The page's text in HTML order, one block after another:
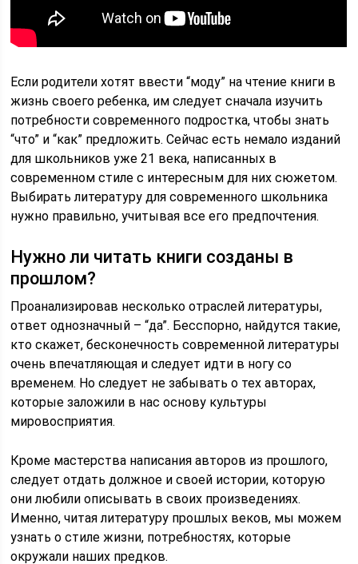
Если родители хотят ввести “моду” на чтение книги в
жизнь своего ребенка, им следует сначала изучить
потребности современного подростка, чтобы знать
“что” и “как” предложить. Сейчас есть немало изданий
для школьников уже 21 века, написанных в
современном стиле с интересным для них сюжетом.
Выбирать литературу для современного школьника
нужно правильно, учитывая все его предпочтения.
Нужно ли читать книги созданы в
прошлом?
Проанализировав несколько отраслей литературы,
ответ однозначный – “да”. Бесспорно, найдутся такие,
кто скажет, бесконечность современной литературы
очень впечатляющая и следует идти в ногу со
временем. Но следует не забывать о тех авторах,
которые заложили в нас основу культуры
мировосприятия.
Кроме мастерства написания авторов из прошлого,
следует отдать должное и своей истории, которую
они любили описывать в своих произведениях.
Именно, читая литературу прошлых веков, мы можем
узнать о стиле жизни, потребностях, которые
окружали наших предков.